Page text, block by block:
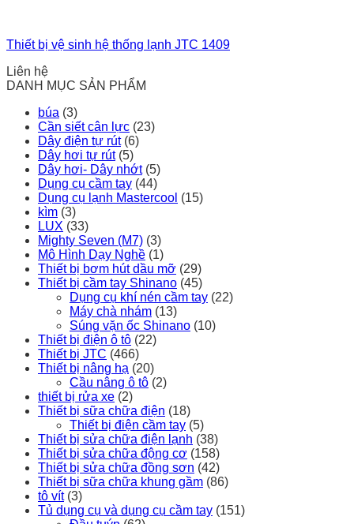
Thiết bị vệ sinh hệ thống lạnh JTC 1409
Liên hệ
DANH MỤC SẢN PHẨM
búa (3)
Cần siết cân lực (23)
Dây điện tự rút (6)
Dây hơi tự rút (5)
Dây hơi- Dây nhớt (5)
Dụng cụ cầm tay (44)
Dụng cụ lạnh Mastercool (15)
kìm (3)
LUX (33)
Mighty Seven (M7) (3)
Mô Hình Dạy Nghề (1)
Thiết bị bơm hút dầu mỡ (29)
Thiết bị cầm tay Shinano (45)
Dụng cụ khí nén cầm tay (22)
Máy chà nhám (13)
Súng vặn ốc Shinano (10)
Thiết bị điện ô tô (22)
Thiết bị JTC (466)
Thiết bị nâng hạ (20)
Cầu nâng ô tô (2)
thiết bị rửa xe (2)
Thiết bị sữa chữa điện (18)
Thiết bị điện cầm tay (5)
Thiết bị sửa chữa điện lạnh (38)
Thiết bị sửa chữa động cơ (158)
Thiết bị sửa chữa đồng sơn (42)
Thiết bị sữa chữa khung gầm (86)
tô vít (3)
Tủ dụng cụ và dụng cụ cầm tay (151)